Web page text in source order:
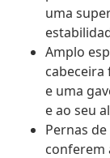
uma
Amplo
e uma
e ao seu
Pernas
conferem